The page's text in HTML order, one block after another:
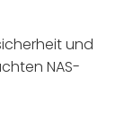
und
NAS-